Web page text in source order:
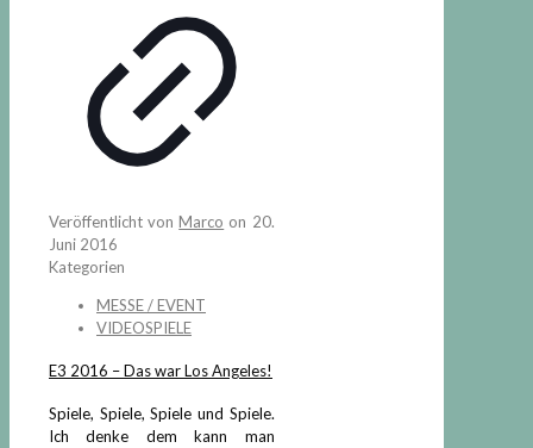
Veröffentlicht vonMarco on 20.
Juni 2016
Kategorien
MESSE / EVENT
VIDEOSPIELE
E3 2016 – Das war Los Angeles!
Spiele, Spiele, Spiele und Spiele.
Ich denke dem kann man